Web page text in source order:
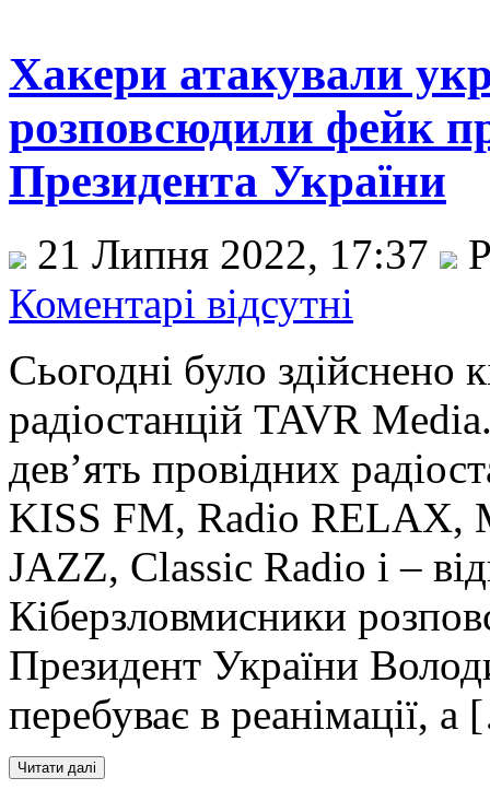
Хакери атакували
розповсюдили фейк
Президента України
21 Липня 2022, 17:37
Коментарі відсутні
Сьогодні було здійснено
радіостанцій TAVR
дев’ять провідних
KISS FM, Radio RELAX,
JAZZ, Classic Radio і –
Кіберзловмисники
Президент України
перебуває в реанімації,